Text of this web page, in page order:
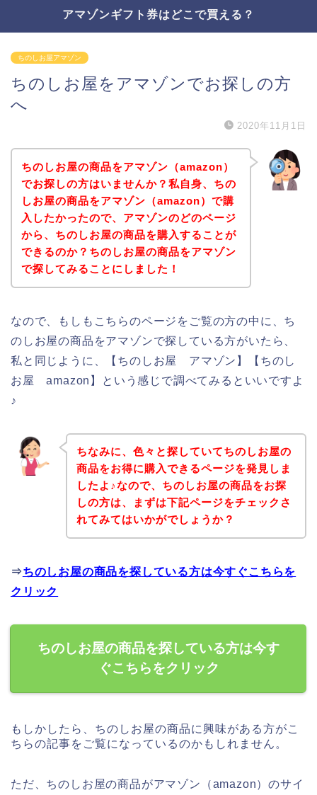
アマゾンギフト券はどこで買える？
ちのしお屋アマゾン
ちのしお屋をアマゾンでお探しの方
へ
2020年11月1日
ちのしお屋の商品をアマゾン（amazon）
でお探しの方はいませんか？私自身、ちの
しお屋の商品をアマゾン（amazon）で購
入したかったので、アマゾンのどのページ
から、ちのしお屋の商品を購入することが
できるのか？ちのしお屋の商品をアマゾン
で探してみることにしました！
なので、もしもこちらのページをご覧の方の中に、ち
のしお屋の商品をアマゾンで探している方がいたら、
私と同じように、【ちのしお屋 アマゾン】【ちのし
お屋 amazon】という感じで調べてみるといいですよ
♪
ちなみに、色々と探していてちのしお屋の
商品をお得に購入できるページを発見しま
したよ♪なので、ちのしお屋の商品をお探
しの方は、まずは下記ページをチェックさ
れてみてはいかがでしょうか？
⇒ちのしお屋の商品を探している方は今すぐこちらを
クリック
ちのしお屋の商品を探している方は今す
ぐこちらをクリック
もしかしたら、ちのしお屋の商品に興味がある方がこ
ちらの記事をご覧になっているのかもしれません。
ただ、ちのしお屋の商品がアマゾン（amazon）のサイ